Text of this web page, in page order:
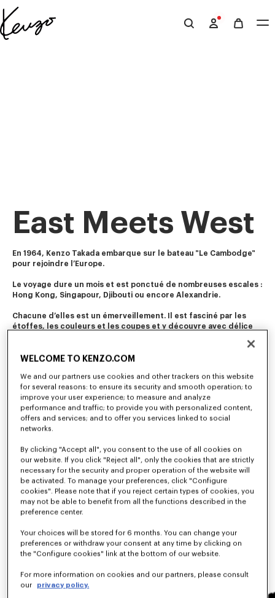
Skip to main content
Skip to footer content
Site
East Meets West
En 1964, Kenzo Takada embarque sur le bateau "Le Cambodge"
pour rejoindre l’Europe.
Le voyage dure un mois et est ponctué de nombreuses escales :
Hong Kong, Singapour, Djibouti ou encore Alexandrie.
Chacune d’elles est un émerveillement. Il est fasciné par les
étoffes, les couleurs et les coupes et y découvre avec délice
Un voyage initiatique qui résonne encore aujourd’hui dans les
WELCOME TO KENZO.COM
We and our partners use cookies and other trackers on this website
for several reasons: to ensure its security and smooth operation; to
improve your user experience; to measure and analyze
performance and traffic; to provide you with personalized content,
offers and services; and to offer you services linked to social
networks.
By clicking "Accept all", you consent to the use of all cookies on
our website. If you click "Reject all", only the cookies that are strictly
necessary for the security and proper operation of the website will
be activated. To manage your preferences, click "Configure
cookies". Please note that if you reject certain types of cookies, you
may not be able to benefit from all the functions described in the
preference center.
Your choices will be stored for 6 months. You can change your
preferences or withdraw your consent at any time by clicking on
the "Configure cookies" link at the bottom of our website.
For more information on cookies and our partners, please consult
our
privacy policy.